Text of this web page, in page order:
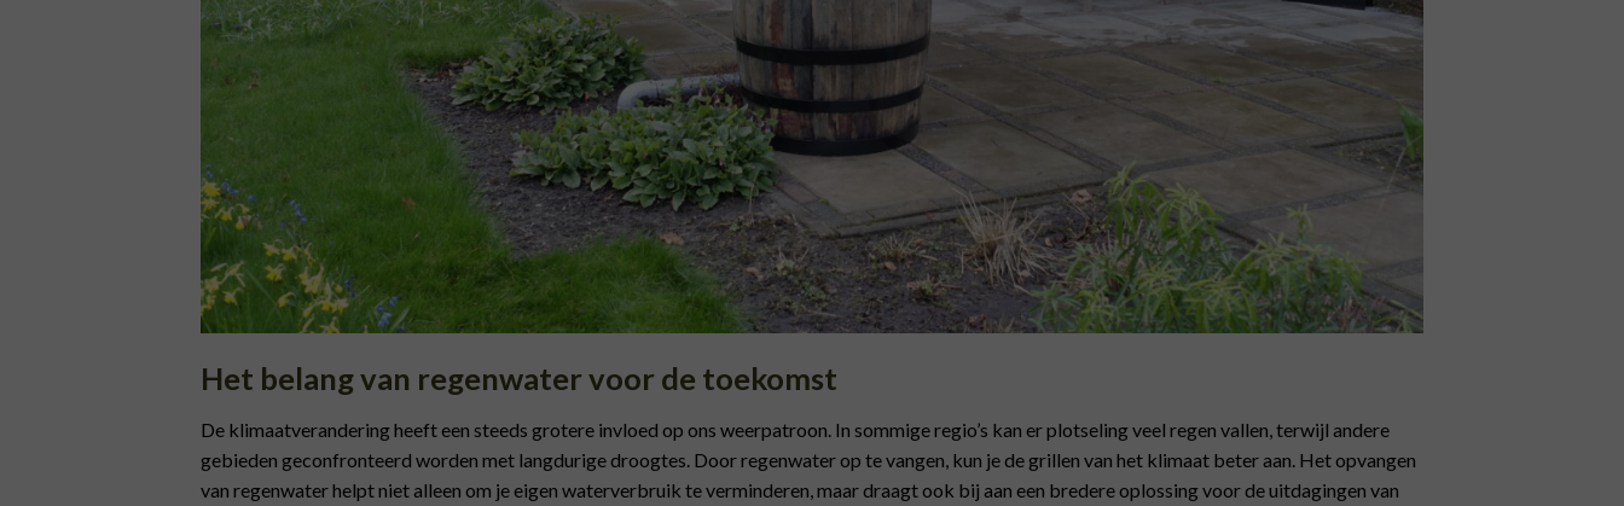
Het belang van regenwater voor de toekomst
De klimaatverandering heeft een steeds grotere invloed op ons weerpatroon. In sommige regio’s kan er plotseling veel regen vallen, terwijl andere
gebieden geconfronteerd worden met langdurige droogtes. Door regenwater op te vangen, kun je de grillen van het klimaat beter aan. Het opvangen
van regenwater helpt niet alleen om je eigen waterverbruik te verminderen, maar draagt ook bij aan een bredere oplossing voor de uitdagingen van